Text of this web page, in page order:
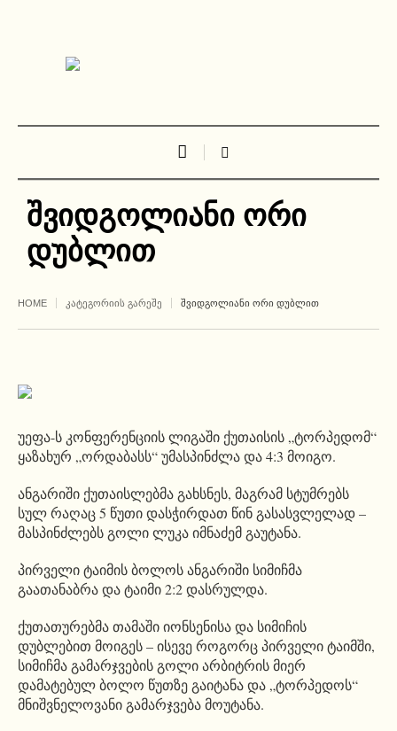
შვიდგოლიანი ორი
დუბლით
HOME ᲙᲐᲢᲔᲒᲝᲠᲘᲘᲡ ᲒᲐᲠᲔᲨᲔ ᲨᲕᲘᲓᲒᲝᲚᲘᲐᲜᲘ ᲝᲠᲘ ᲓᲣᲑᲚᲘᲗ
უეფა-ს კონფერენციის ლიგაში ქუთაისის „ტორპედომ“
ყაზახურ „ორდაბასს“ უმასპინძლა და 4:3 მოიგო.
ანგარიში ქუთაისლებმა გახსნეს, მაგრამ სტუმრებს
სულ რაღაც 5 წუთი დასჭირდათ წინ გასასვლელად –
მასპინძლებს გოლი ლუკა იმნაძემ გაუტანა.
პირველი ტაიმის ბოლოს ანგარიში სიმიჩმა
გაათანაბრა და ტაიმი 2:2 დასრულდა.
ქუთათურებმა თამაში იონსენისა და სიმიჩის
დუბლებით მოიგეს – ისევე როგორც პირველი ტაიმში,
სიმიჩმა გამარჯვების გოლი არბიტრის მიერ
დამატებულ ბოლო წუთზე გაიტანა და „ტორპედოს“
მნიშვნელოვანი გამარჯვება მოუტანა.